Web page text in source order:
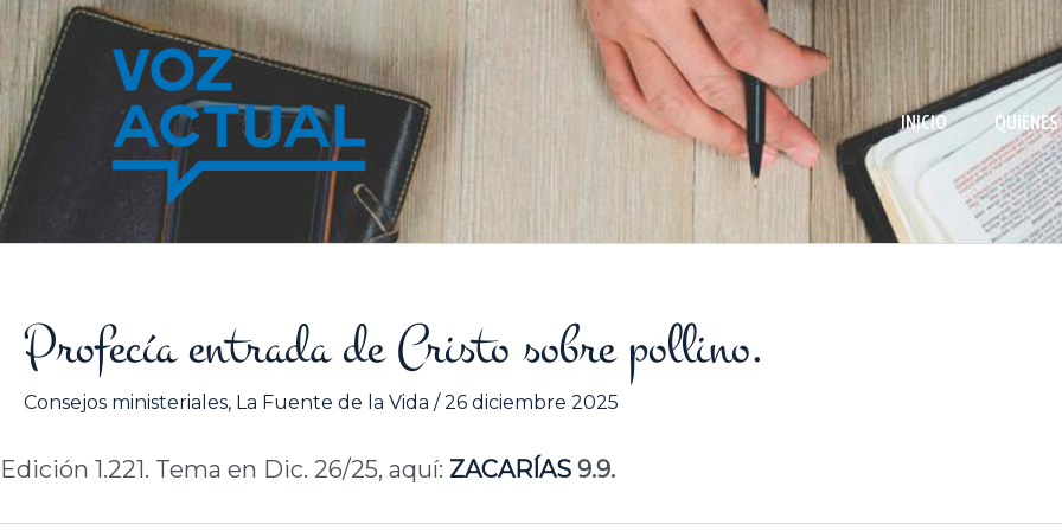
contenido
INICIO
Profecía entrada de Cristo sobre pollino.
Consejos ministeriales, La Fuente de la Vida /26 diciembre 2025
Edición 1.221. Tema en Dic. 26/25, aquí: ZACARÍAS 9.9.